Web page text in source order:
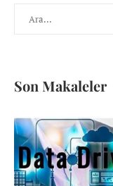
Son Makaleler